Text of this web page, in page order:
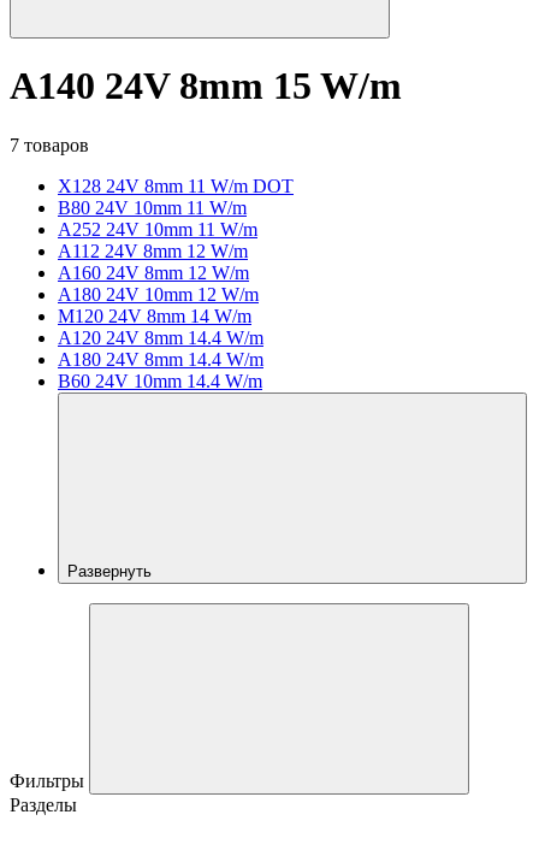
A140 24V 8mm 15 W/m
7 товаров
X128 24V 8mm 11 W/m DOT
B80 24V 10mm 11 W/m
A252 24V 10mm 11 W/m
A112 24V 8mm 12 W/m
A160 24V 8mm 12 W/m
A180 24V 10mm 12 W/m
M120 24V 8mm 14 W/m
A120 24V 8mm 14.4 W/m
A180 24V 8mm 14.4 W/m
B60 24V 10mm 14.4 W/m
Развернуть
Фильтры
Разделы